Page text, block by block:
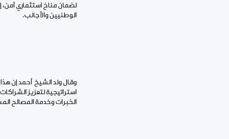
لضمان مناخ استثماري آمن،
الوطنيين والأجانب.
وقال ولد الشيخ أحمد إن
استراتيجية لتعزيز
الخبرات وخدمة المصالح